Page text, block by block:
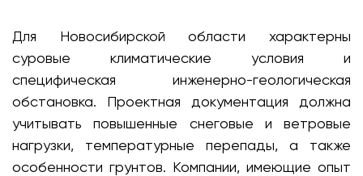
Для Новосибирской области характерны
суровые климатические условия и
специфическая инженерно-геологическая
обстановка. Проектная документация должна
учитывать повышенные снеговые и ветровые
нагрузки, температурные перепады, а также
особенности грунтов. Компании, имеющие опыт